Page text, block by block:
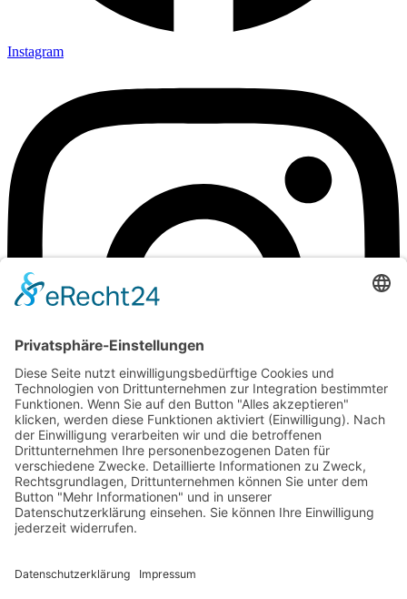
Instagram
©Weingut Goger
Datenschutz